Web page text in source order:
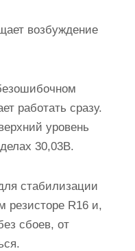
возбуждение
работать сразу.
уровень
30,03В.
стабилизации
резисторе R16 и,
сбоев, от